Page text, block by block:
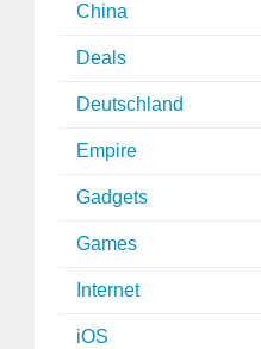
China
Deals
Deutschland
Empire
Gadgets
Games
Internet
iOS